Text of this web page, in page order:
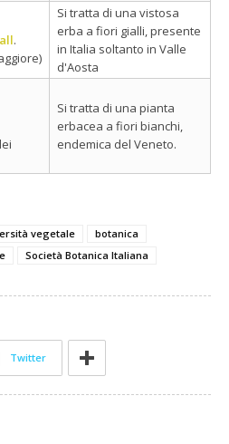
.
Si tratta di una vistosa
erba a fiori gialli, presente
in Italia soltanto in Valle
d'Aosta
Si tratta di una pianta
erbacea a fiori bianchi,
endemica del Veneto.
vegetale
botanica
Società Botanica Italiana
Twitter